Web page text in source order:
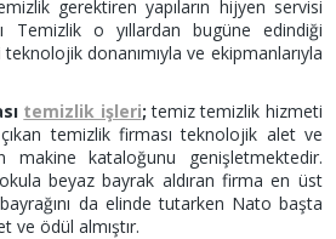
gerektiren yapıların hijyen servisi
Temizlik o yıllardan bugüne edindiği
donanımıyla ve ekipmanlarıyla
temizlik işleri;temiz temizlik hizmeti
temizlik firması teknolojik alet ve
makine kataloğunu genişletmektedir.
beyaz bayrak aldıran firma en üst
da elinde tutarken Nato başta
ve ödül almıştır.